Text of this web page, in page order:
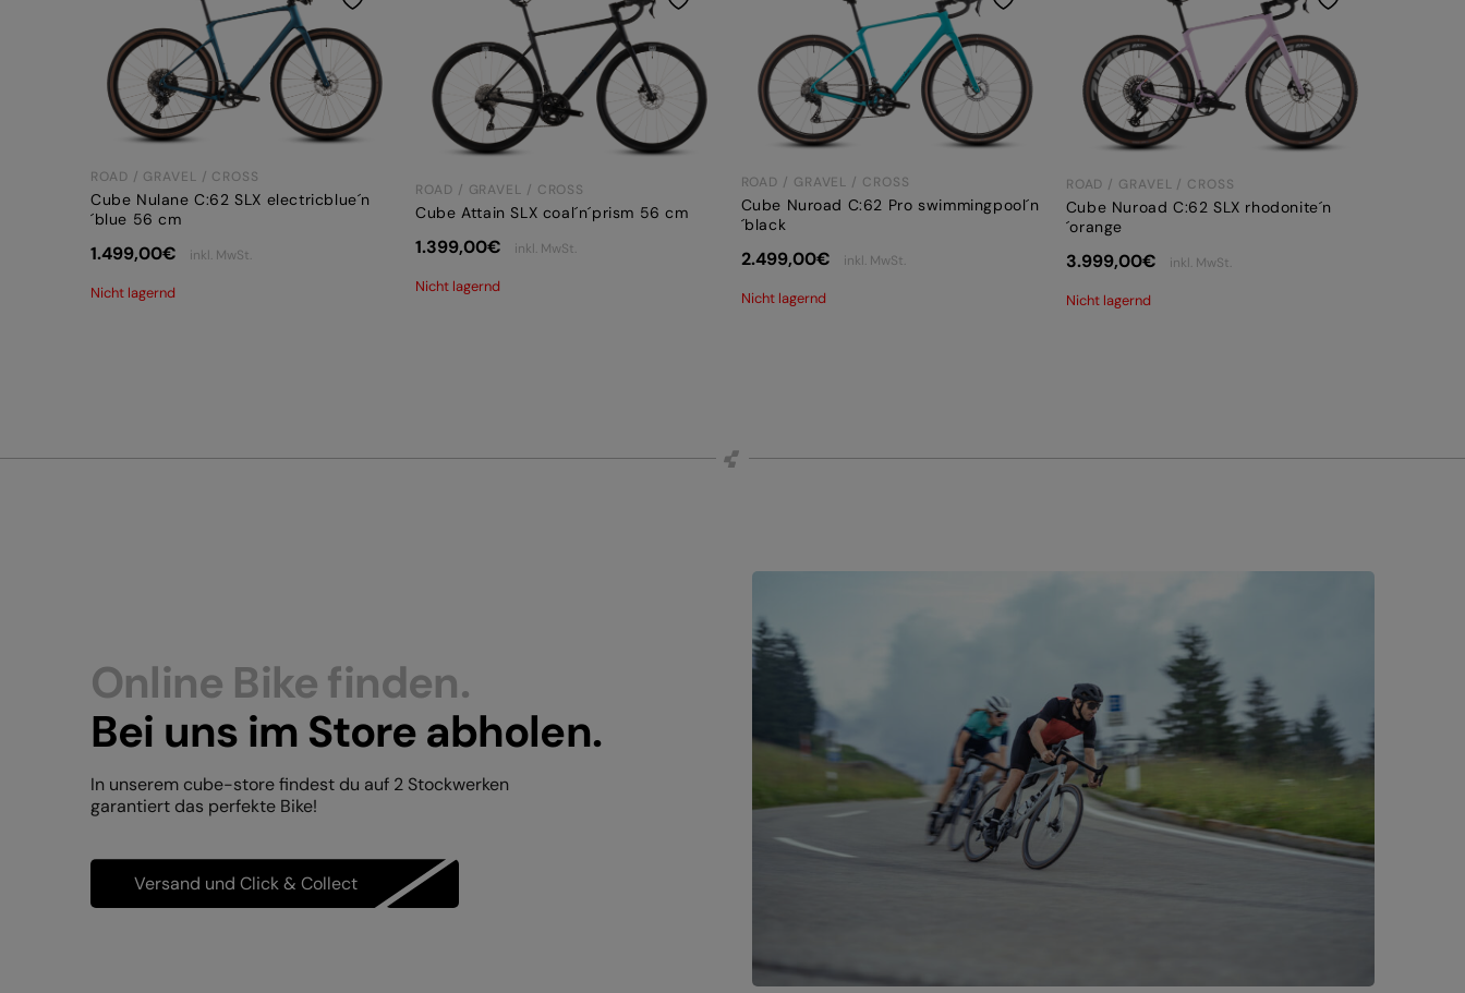
ROAD / GRAVEL / CROSS
Cube Nulane C:62 SLX electricblue´n
´blue 56 cm
1.499,00€ inkl. MwSt.
Nicht lagernd
ROAD / GRAVEL / CROSS
Cube Attain SLX coal´n´prism 56 cm
1.399,00€ inkl. MwSt.
Nicht lagernd
ROAD / GRAVEL / CROSS
Cube Nuroad C:62 Pro swimmingpool´n
´black
2.499,00€ inkl. MwSt.
Nicht lagernd
ROAD / GRAVEL / CROSS
Cube Nuroad C:62 SLX rhodonite´n
´orange
3.999,00€ inkl. MwSt.
Nicht lagernd
Online Bike finden.
Bei uns im Store abholen.
In unserem cube-store findest du auf 2 Stockwerken
garantiert das perfekte Bike!
Versand und Click & Collect